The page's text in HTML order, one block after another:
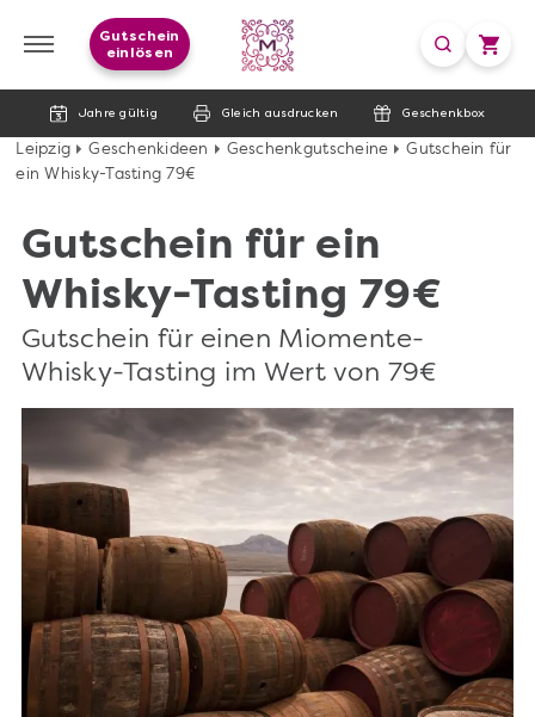
Jahre gültig Gleich ausdrucken Geschenkbox
Gutschein
einlösen
Leipzig Geschenkideen Geschenkgutscheine
Gutschein für
ein Whisky-Tasting 79€
Gutschein für ein
Whisky-Tasting 79€
Gutschein für einen Miomente-
Whisky-Tasting im Wert von 79€